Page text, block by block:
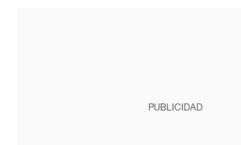
PUBLICIDAD